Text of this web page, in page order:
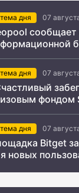
тема дня 07
сообщает
тема дня 07
фондом
тема дня 07
Bitget
новых